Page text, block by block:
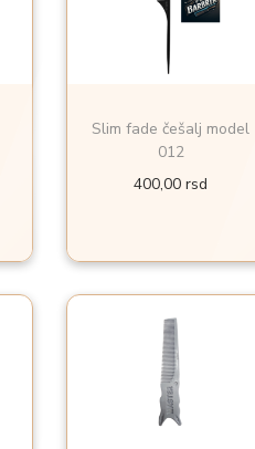
Slim fade češalj model
012
400,00rsd